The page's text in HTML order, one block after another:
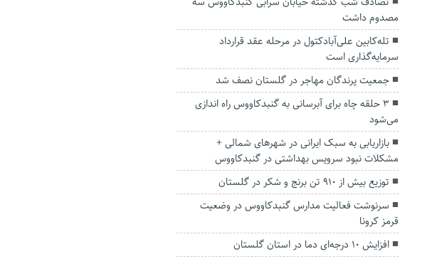
مصدوم داشت
تله‌کابین علی‌آبادکتول در مرحله عقد قرارداد
سرمایه‌گذاری است
جمعیت پرندگان مهاجر در گلستان نصف شد
۳ حلقه چاه برای آبرسانی به گنبدکاووس راه اندازی
می‌شود
بازاریابی به سبک ایرانی در شهرهای شمالی +
مشکلات نبود سرویس بهداشتی در گنبدکاووس
توزیع بیش از ۹۱۰ تن برنج و شکر در گلستان
سرنوشت فعالیت مدارس گنبدکاووس در وضعیت
قرمز کرونا
افزایش ۱۰ درجه‌ای دما در استان گلستان